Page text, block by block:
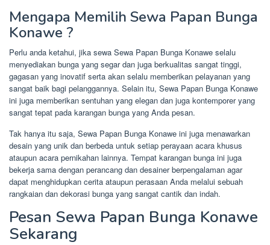
Mengapa Memilih Sewa Papan Bunga
Konawe ?
Perlu anda ketahui, jika sewa Sewa Papan Bunga Konawe selalu
menyediakan bunga yang segar dan juga berkualitas sangat tinggi,
gagasan yang inovatif serta akan selalu memberikan pelayanan yang
sangat baik bagi pelanggannya. Selain itu, Sewa Papan Bunga Konawe
ini juga memberikan sentuhan yang elegan dan juga kontemporer yang
sangat tepat pada karangan bunga yang Anda pesan.
Tak hanya itu saja, Sewa Papan Bunga Konawe ini juga menawarkan
desain yang unik dan berbeda untuk setiap perayaan acara khusus
ataupun acara pernikahan lainnya. Tempat karangan bunga ini juga
bekerja sama dengan perancang dan desainer berpengalaman agar
dapat menghidupkan cerita ataupun perasaan Anda melalui sebuah
rangkaian dan dekorasi bunga yang sangat cantik dan indah.
Pesan Sewa Papan Bunga Konawe
Sekarang